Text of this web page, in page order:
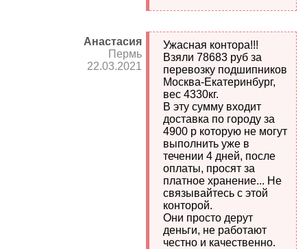
Анастасия
Пермь
22.03.2021
Ужасная контора!!!
Взяли 78683 руб за
перевозку подшипников
Москва-Екатеринбург,
вес 4330кг.
В эту сумму входит
доставка по городу за
4900 р которую не могут
выполнить уже в
течении 4 дней, после
оплаты, просят за
платное хранение... Не
связывайтесь с этой
конторой.
Они просто дерут
деньги, не работают
честно и качественно.